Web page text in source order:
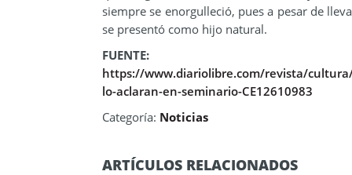
siempre se enorgulleció, pues a pesar de
se presentó como hijo natural.
FUENTE:
https://www.diariolibre.com/revista/
lo-aclaran-en-seminario-CE12610983
Categoría: Noticias
ARTÍCULOS RELACIONADOS